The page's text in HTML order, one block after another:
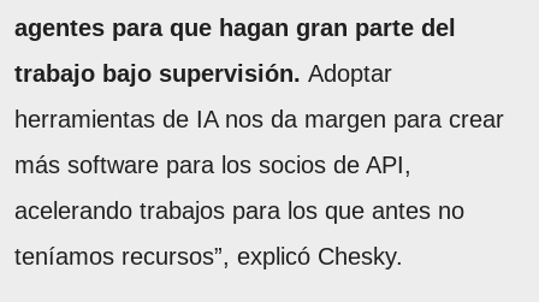
agentes para que hagan gran parte del
trabajo bajo supervisión. Adoptar
herramientas de IA nos da margen para crear
más software para los socios de API,
acelerando trabajos para los que antes no
teníamos recursos”, explicó Chesky.